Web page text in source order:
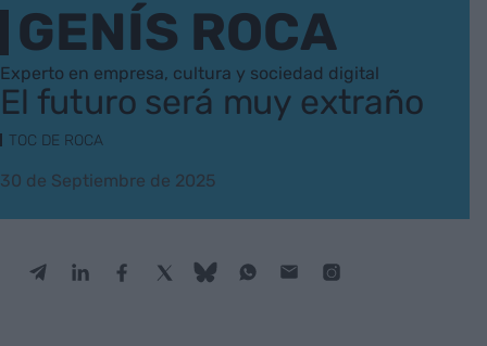
GENÍS ROCA
Experto en empresa, cultura y sociedad digital
El futuro será muy extraño
TOC DE ROCA
30 de Septiembre de 2025